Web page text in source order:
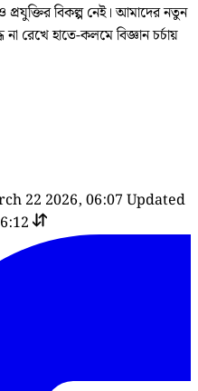
ও প্রযুক্তির বিকল্প নেই। আমাদের নতুন
রেখে হাতে-কলমে বিজ্ঞান চর্চায়
22 2026, 06:07 Updated